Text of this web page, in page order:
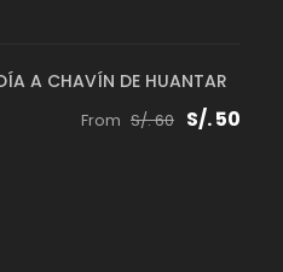
A CHAVÍN DE HUANTAR
From S/. 60 S/. 50